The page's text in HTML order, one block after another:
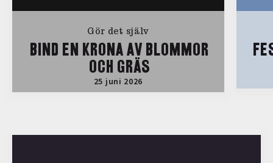
Gör det själv
BIND EN KRONA AV BLOMMOR
OCH GRÄS
25 juni 2026